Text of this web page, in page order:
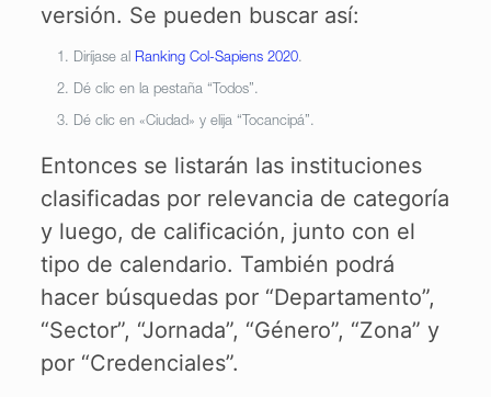
versión. Se pueden buscar así:
Diríjase al Ranking Col-Sapiens 2020.
Dé clic en la pestaña “Todos”.
Dé clic en «Ciudad» y elija “Tocancipá”.
Entonces se listarán las instituciones
clasificadas por relevancia de categoría
y luego, de calificación, junto con el
tipo de calendario. También podrá
hacer búsquedas por “Departamento”,
“Sector”, “Jornada”, “Género”, “Zona” y
por “Credenciales”.